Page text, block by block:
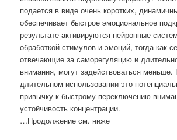
подается в виде очень коротких,
обеспечивает быстрое эмоциональное
результате активируются нейронные
обработкой стимулов и эмоций, тогда как
отвечающие за саморегуляцию и
внимания, могут задействоваться
длительном использовании это
привычку к быстрому переключению
устойчивость концентрации.
…Продолжение см. ниже